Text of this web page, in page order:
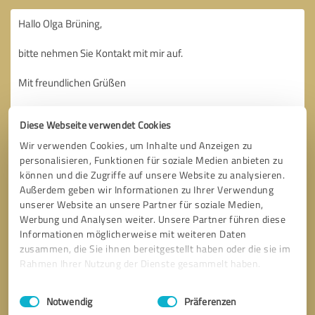
Diese Webseite verwendet Cookies
Wir verwenden Cookies, um Inhalte und Anzeigen zu
personalisieren, Funktionen für soziale Medien anbieten zu
können und die Zugriffe auf unsere Website zu analysieren.
Außerdem geben wir Informationen zu Ihrer Verwendung
unserer Website an unsere Partner für soziale Medien,
Werbung und Analysen weiter. Unsere Partner führen diese
Informationen möglicherweise mit weiteren Daten
zusammen, die Sie ihnen bereitgestellt haben oder die sie im
Rahmen Ihrer Nutzung der Dienste gesammelt haben.
Impressum Datenschutzbestimmungen
Einwilligungsauswahl
Notwendig Präferenzen
Bitte um Rückruf * Erforderliche Angaben